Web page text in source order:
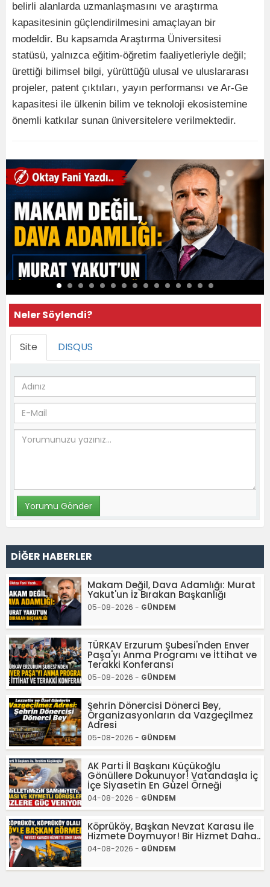
belirli alanlarda uzmanlaşmasını ve araştırma
kapasitesinin güçlendirilmesini amaçlayan bir
modeldir. Bu kapsamda Araştırma Üniversitesi
statüsü, yalnızca eğitim-öğretim faaliyetleriyle değil;
ürettiği bilimsel bilgi, yürüttüğü ulusal ve uluslararası
projeler, patent çıktıları, yayın performansı ve Ar-Ge
kapasitesi ile ülkenin bilim ve teknoloji ekosistemine
önemli katkılar sunan üniversitelere verilmektedir.
Neler Söylendi?
Site DISQUS
DİĞER HABERLER
Makam Değil, Dava Adamlığı: Murat
Yakut'un İz Bırakan Başkanlığı
05-08-2026 - GÜNDEM
TÜRKAV Erzurum Şubesi'nden Enver
Paşa'yı Anma Programı ve İttihat ve
Terakki Konferansı
05-08-2026 - GÜNDEM
Şehrin Dönercisi Dönerci Bey,
Organizasyonların da Vazgeçilmez
Adresi
05-08-2026 - GÜNDEM
AK Parti İl Başkanı Küçükoğlu
Gönüllere Dokunuyor! Vatandaşla İç
İçe Siyasetin En Güzel Örneği
04-08-2026 - GÜNDEM
Köprüköy, Başkan Nevzat Karasu ile
Hizmete Doymuyor! Bir Hizmet Daha..
04-08-2026 - GÜNDEM